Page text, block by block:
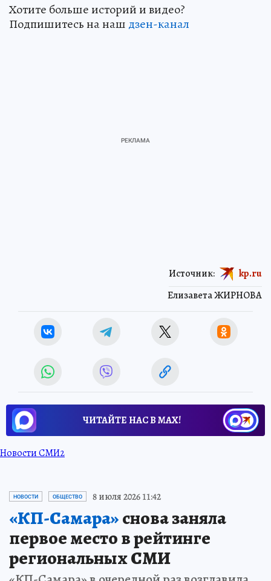
Хотите больше историй и видео?
Подпишитесь на наш дзен-канал
Елизавета ЖИРНОВА
Источник: kp.ru
ЧИТАЙТЕ НАС В МАХ!
Новости СМИ2
НОВОСТИ ОБЩЕСТВО 8 июля 2026 11:42
«КП-Самара»снова заняла
первое место в рейтинге
региональных СМИ